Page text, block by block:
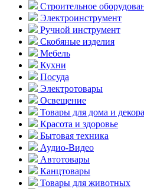
Строительное
Электроинструмент
Ручной инструмент
Скобяные изделия
Мебель
Кухни
Посуда
Электротовары
Освещение
Товары для дома и декора
Красота и здоровье
Бытовая техника
Аудио-Видео
Автотовары
Канцтовары
Товары для животных